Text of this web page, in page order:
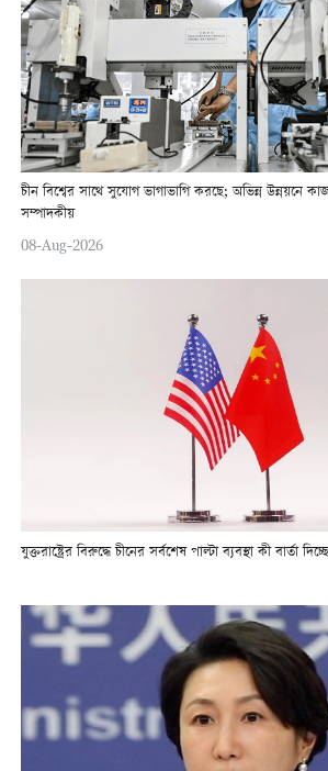
চীন বিশ্বের সাথে সুযোগ ভাগাভাগি করছে; অভিন্ন উন্নয়নে
সম্পাদকীয়
08-Aug-2026
যুক্তরাষ্ট্রের বিরুদ্ধে চীনের সর্বশেষ পাল্টা ব্যবস্থা কী বার্তা